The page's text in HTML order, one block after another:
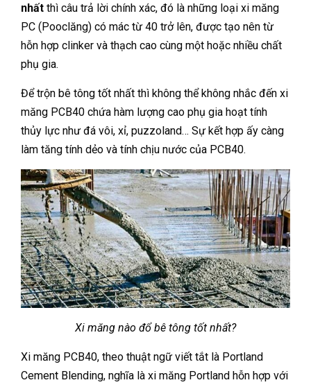
nhất thì câu trả lời chính xác, đó là những loại xi măng
PC (Pooclăng) có mác từ 40 trở lên, được tạo nên từ
hỗn hợp clinker và thạch cao cùng một hoặc nhiều chất
phụ gia.
Để trộn bê tông tốt nhất thì không thể không nhắc đến xi
măng PCB40 chứa hàm lượng cao phụ gia hoạt tính
thủy lực như đá vôi, xỉ, puzzoland… Sự kết hợp ấy càng
làm tăng tính dẻo và tính chịu nước của PCB40.
Xi măng nào đổ bê tông tốt nhất?
Xi măng PCB40, theo thuật ngữ viết tắt là Portland
Cement Blending, nghĩa là xi măng Portland hỗn hợp với